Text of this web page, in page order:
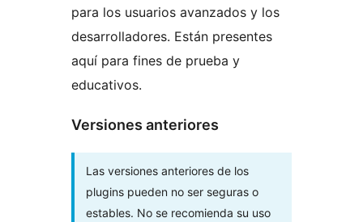
para los usuarios avanzados y los
desarrolladores. Están presentes
aquí para fines de prueba y
educativos.
Versiones anteriores
Las versiones anteriores de los
plugins pueden no ser seguras o
estables. No se recomienda su uso